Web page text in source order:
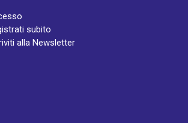
subito
alla Newsletter